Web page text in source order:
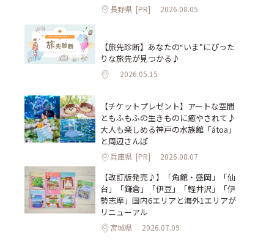
長野県 [PR] 2026.08.05
【旅先診断】あなたの“いま”にぴった
りな旅先が見つかる♪
2026.05.15
【チケットプレゼント】アートな空間
ともふもふの生きものに癒やされて♪
大人も楽しめる神戸の水族館「átoa」
と周辺さんぽ
兵庫県 [PR] 2026.08.07
【改訂版発売♪】「角館・盛岡」「仙
台」「鎌倉」「伊豆」「軽井沢」「伊
勢志摩」国内6エリアと海外1エリアが
リニューアル
宮城県 2026.07.09